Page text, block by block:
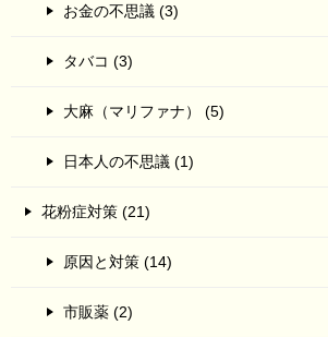
お金の不思議 (3)
タバコ (3)
大麻（マリファナ） (5)
日本人の不思議 (1)
花粉症対策 (21)
原因と対策 (14)
市販薬 (2)